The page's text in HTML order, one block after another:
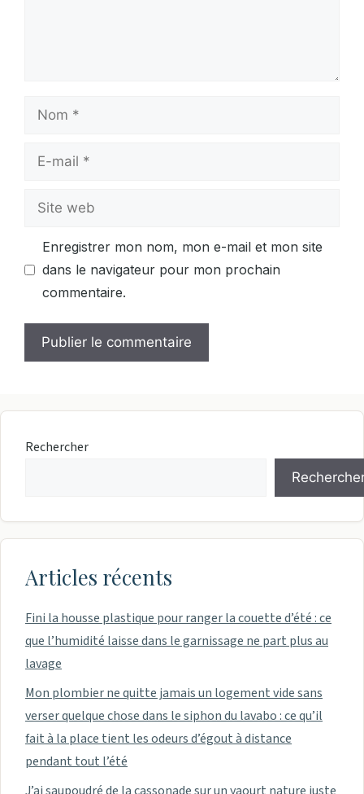
Nom
Site
Enregistrer mon nom, mon e-mail et mon site
dans le navigateur pour mon prochain
commentaire.
Rechercher
Articles récents
Fini la housse plastique pour ranger la couette d’été : ce
que l’humidité laisse dans le garnissage ne part plus au
lavage
Mon plombier ne quitte jamais un logement vide sans
verser quelque chose dans le siphon du lavabo : ce qu’il
fait à la place tient les odeurs d’égout à distance
pendant tout l’été